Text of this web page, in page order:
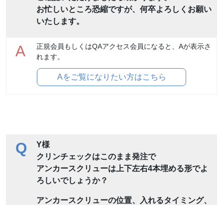
お忙しいところ恐縮ですが、何卒よろしくお願い
いたします。
A
正規会員もしくはQAアクセス会員になると、Aが表示さ
れます。
Aをご覧になりたい方はこちら
Q
Y様
クリンチェックはこのまま発注で
アンカースクリューは上下左右4本埋める形でよ
ろしいでしょうか？
アンカースクリューの位置、入れるタイミング、